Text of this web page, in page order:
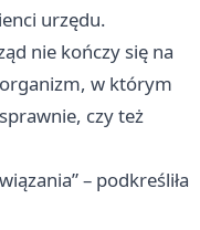
urzędu.
nie kończy się na
w którym
czy też
– podkreśliła